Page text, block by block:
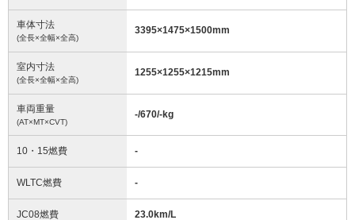
車体寸法
(全長×全幅×全高)
3395×1475×1500mm
室内寸法
(全長×全幅×全高)
1255×1255×1215mm
車両重量
(AT×MT×CVT)
-/670/-kg
10・15燃費 -
WLTC燃費 -
JC08燃費 23.0km/L